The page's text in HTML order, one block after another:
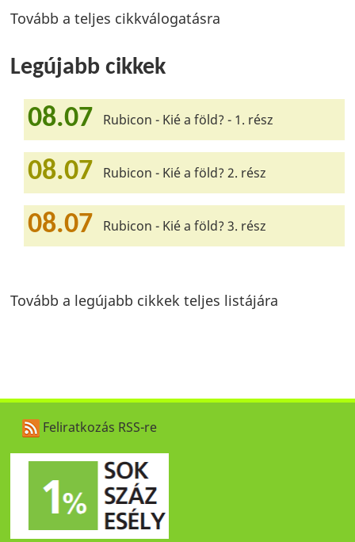
Tovább a teljes cikkválogatásra
Legújabb cikkek
08.07 Rubicon - Kié a föld? - 1. rész
08.07 Rubicon - Kié a föld? 2. rész
08.07 Rubicon - Kié a föld? 3. rész
Tovább a legújabb cikkek teljes listájára
Feliratkozás RSS-re